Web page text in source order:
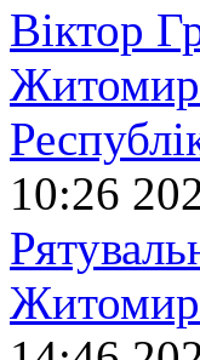
Віктор
10:26